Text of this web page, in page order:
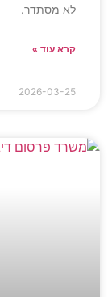
לא מסתדר.
קרא עוד »
2026-03-25